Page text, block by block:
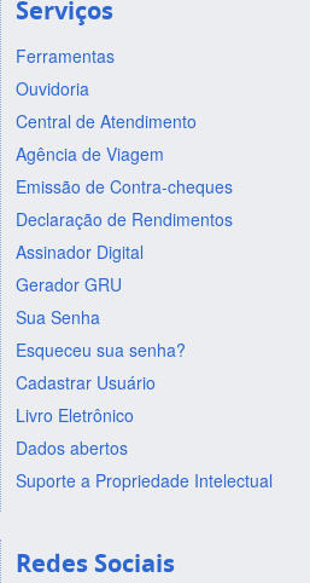
Serviços
Ferramentas
Ouvidoria
Central de Atendimento
Agência de Viagem
Emissão de Contra-cheques
Declaração de Rendimentos
Assinador Digital
Gerador GRU
Sua Senha
Esqueceu sua senha?
Cadastrar Usuário
Livro Eletrônico
Dados abertos
Suporte a Propriedade Intelectual
Redes Sociais